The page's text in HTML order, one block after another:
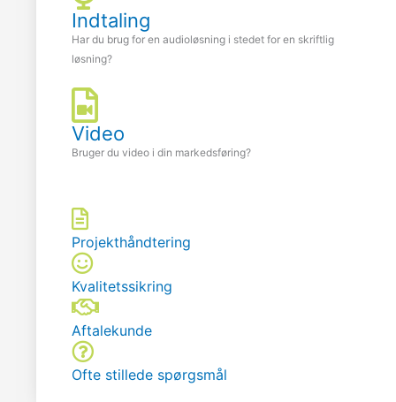
Indtaling
Har du brug for en audioløsning i stedet for en skriftlig
løsning?
Video
Bruger du video i din markedsføring?
Projekthåndtering
Kvalitetssikring
Aftalekunde
Ofte stillede spørgsmål